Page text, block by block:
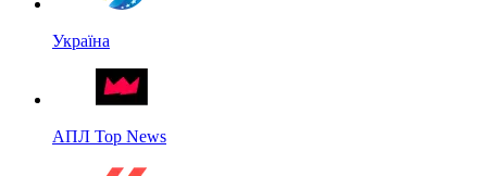
Україна
АПЛ Top News